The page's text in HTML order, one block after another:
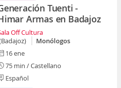
Tuenti -
Armas en Badajoz
Off Cultura
Monólogos
16 ene
75 min / Castellano
Español